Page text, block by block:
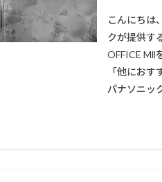
こんにちは
クが提供す
OFFICE Mll
「他にお
パナソニッ